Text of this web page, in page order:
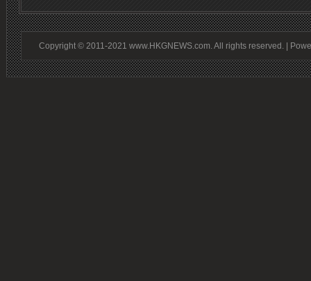
Copyright © 2011-2021 www.HKGNEWS.com. All rights reserved. |